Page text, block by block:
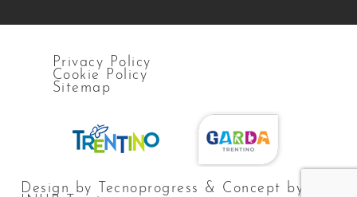
Privacy Policy
Cookie Policy
Sitemap
Design by Tecnoprogress & Concept by